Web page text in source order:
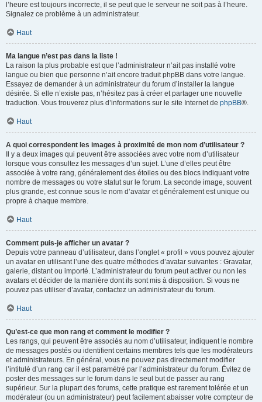
l’heure est toujours incorrecte, il se peut que le serveur ne soit pas à l’heure.
Signalez ce problème à un administrateur.
Haut
Ma langue n’est pas dans la liste !
La raison la plus probable est que l’administrateur n’ait pas installé votre
langue ou bien que personne n’ait encore traduit phpBB dans votre langue.
Essayez de demander à un administrateur du forum d’installer la langue
désirée. Si elle n’existe pas, n’hésitez pas à créer et partager une nouvelle
traduction. Vous trouverez plus d’informations sur le site Internet de phpBB®.
Haut
A quoi correspondent les images à proximité de mon nom d’utilisateur ?
Il y a deux images qui peuvent être associées avec votre nom d’utilisateur
lorsque vous consultez les messages d’un sujet. L’une d’elles peut être
associée à votre rang, généralement des étoiles ou des blocs indiquant votre
nombre de messages ou votre statut sur le forum. La seconde image, souvent
plus grande, est connue sous le nom d’avatar et généralement est unique ou
propre à chaque membre.
Haut
Comment puis-je afficher un avatar ?
Depuis votre panneau d’utilisateur, dans l’onglet « profil » vous pouvez ajouter
un avatar en utilisant l’une des quatre méthodes d’avatar suivantes : Gravatar,
galerie, distant ou importé. L’administrateur du forum peut activer ou non les
avatars et décider de la manière dont ils sont mis à disposition. Si vous ne
pouvez pas utiliser d’avatar, contactez un administrateur du forum.
Haut
Qu’est-ce que mon rang et comment le modifier ?
Les rangs, qui peuvent être associés au nom d’utilisateur, indiquent le nombre
de messages postés ou identifient certains membres tels que les modérateurs
et administrateurs. En général, vous ne pouvez pas directement modifier
l’intitulé d’un rang car il est paramétré par l’administrateur du forum. Évitez de
poster des messages sur le forum dans le seul but de passer au rang
supérieur. Sur la plupart des forums, cette pratique est rarement tolérée et un
modérateur (ou un administrateur) peut facilement abaisser votre compteur de